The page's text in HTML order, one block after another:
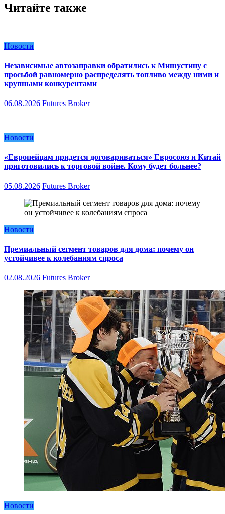
Читайте также
Новости
Независимые автозаправки обратились к Мишустину с
просьбой равномерно распределять топливо между ними и
крупными конкурентами
06.08.2026 Futures Broker
Новости
«Европейцам придется договариваться» Евросоюз и Китай
приготовились к торговой войне. Кому будет больнее?
05.08.2026 Futures Broker
Новости
Премиальный сегмент товаров для дома: почему он
устойчивее к колебаниям спроса
02.08.2026 Futures Broker
Новости